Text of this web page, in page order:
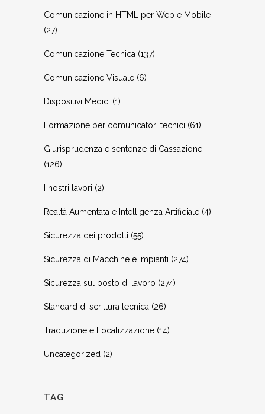
Comunicazione in HTML per Web e Mobile
(27)
Comunicazione Tecnica (137)
Comunicazione Visuale (6)
Dispositivi Medici (1)
Formazione per comunicatori tecnici (61)
Giurisprudenza e sentenze di Cassazione
(126)
I nostri lavori (2)
Realtà Aumentata e Intelligenza Artificiale (4)
Sicurezza dei prodotti (55)
Sicurezza di Macchine e Impianti (274)
Sicurezza sul posto di lavoro (274)
Standard di scrittura tecnica (26)
Traduzione e Localizzazione (14)
Uncategorized (2)
TAG